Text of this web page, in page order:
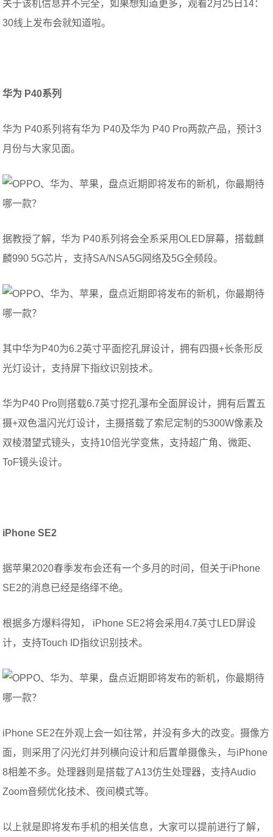
关于该机信息并不完全，如果想知道更多，观看2月25日14：
30线上发布会就知道啦。
华为 P40系列
华为 P40系列将有华为 P40及华为 P40 Pro两款产品，预计3
月份与大家见面。
据教授了解，华为 P40系列将会全系采用OLED屏幕，搭载麒
麟990 5G芯片，支持SA/NSA5G网络及5G全频段。
其中华为P40为6.2英寸平面挖孔屏设计，拥有四摄+长条形反
光灯设计，支持屏下指纹识别技术。
华为P40 Pro则搭载6.7英寸挖孔瀑布全面屏设计，拥有后置五
摄+双色温闪光灯设计，主摄搭载了索尼定制的5300W像素及
双棱潜望式镜头，支持10倍光学变焦，支持超广角、微距、
ToF镜头设计。
iPhone SE2
据苹果2020春季发布会还有一个多月的时间，但关于iPhone
SE2的消息已经是络绎不绝。
根据多方爆料得知， iPhone SE2将会采用4.7英寸LED屏设
计，支持Touch ID指纹识别技术。
iPhone SE2在外观上会一如往常，并没有多大的改变。摄像方
面，则采用了闪光灯并列横向设计和后置单摄像头，与iPhone
8相差不多。处理器则是搭载了A13仿生处理器，支持Audio
Zoom音频优化技术、夜间模式等。
以上就是即将发布手机的相关信息，大家可以提前进行了解，